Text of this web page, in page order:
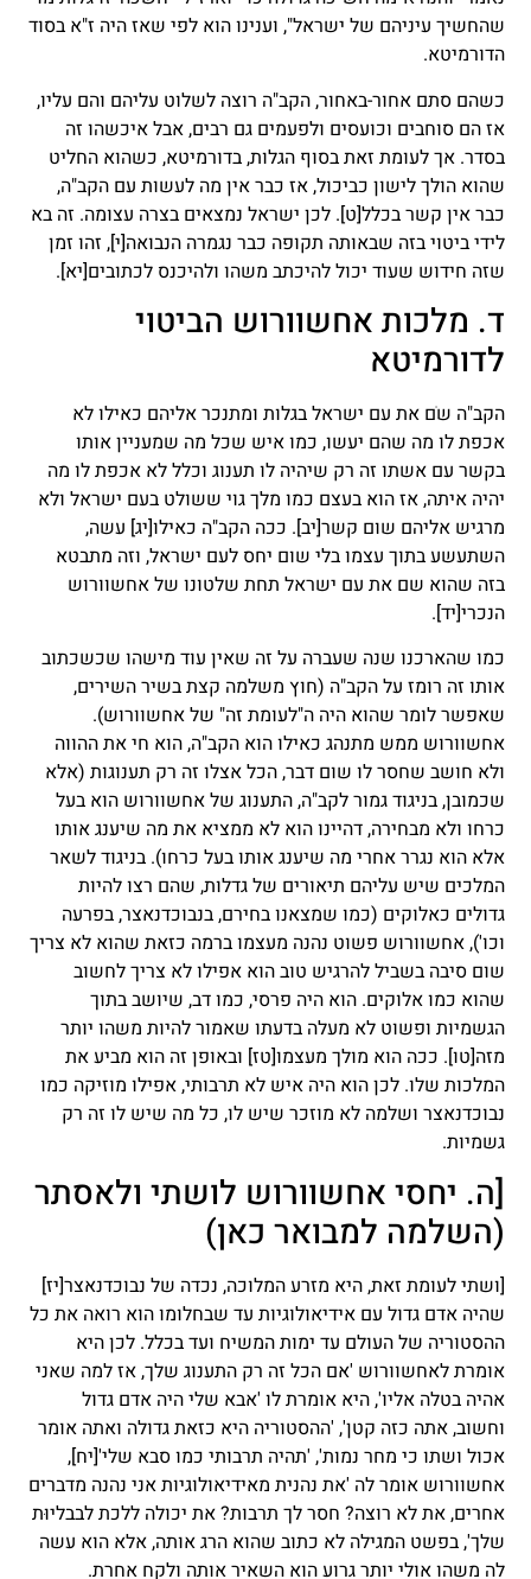
שהחשיך עיניהם של ישראל", וענינו הוא לפי שאז היה ז"א בסוד
הדורמיטא.
כשהם סתם אחור-באחור, הקב"ה רוצה לשלוט עליהם והם עליו,
אז הם סוחבים וכועסים ולפעמים גם רבים, אבל איכשהו זה
בסדר. אך לעומת זאת בסוף הגלות, בדורמיטא, כשהוא החליט
שהוא הולך לישון כביכול, אז כבר אין מה לעשות עם הקב"ה,
כבר אין קשר בכלל[ט]. לכן ישראל נמצאים בצרה עצומה. זה בא
לידי ביטוי בזה שבאותה תקופה כבר נגמרה הנבואה[י], זהו זמן
שזה חידוש שעוד יכול להיכתב משהו ולהיכנס לכתובים[יא].
ד. מלכות אחשוורוש הביטוי
לדורמיטא
הקב"ה שֹם את עם ישראל בגלות ומתנכר אליהם כאילו לא
אכפת לו מה שהם יעשו, כמו איש שכל מה שמעניין אותו
בקשר עם אשתו זה רק שיהיה לו תענוג וכלל לא אכפת לו מה
יהיה איתה, אז הוא בעצם כמו מלך גוי ששולט בעם ישראל ולא
מרגיש אליהם שום קשר[יב]. ככה הקב"ה כאילו[יג] עשה,
השתעשע בתוך עצמו בלי שום יחס לעם ישראל, וזה מתבטא
בזה שהוא שם את עם ישראל תחת שלטונו של אחשוורוש
הנכרי[יד].
כמו שהארכנו שנה שעברה על זה שאין עוד מישהו שכשכתוב
אותו זה רומז על הקב"ה (חוץ משלמה קצת בשיר השירים,
שאפשר לומר שהוא היה ה"לעומת זה" של אחשוורוש).
אחשוורוש ממש מתנהג כאילו הוא הקב"ה, הוא חי את ההווה
ולא חושב שחסר לו שום דבר, הכל אצלו זה רק תענוגות (אלא
שכמובן, בניגוד גמור לקב"ה, התענוג של אחשוורוש הוא בעל
כרחו ולא מבחירה, דהיינו הוא לא ממציא את מה שיענג אותו
אלא הוא נגרר אחרי מה שיענג אותו בעל כרחו). בניגוד לשאר
המלכים שיש עליהם תיאורים של גדלות, שהם רצו להיות
גדולים כאלוקים (כמו שמצאנו בחירם, בנבוכדנאצר, בפרעה
וכו'), אחשוורוש פשוט נהנה מעצמו ברמה כזאת שהוא לא צריך
שום סיבה בשביל להרגיש טוב הוא אפילו לא צריך לחשוב
שהוא כמו אלוקים. הוא היה פרסי, כמו דב, שיושב בתוך
הגשמיות ופשוט לא מעלה בדעתו שאמור להיות משהו יותר
מזה[טו]. ככה הוא מולך מעצמו[טז] ובאופן זה הוא מביע את
המלכות שלו. לכן הוא היה איש לא תרבותי, אפילו מוזיקה כמו
נבוכדנאצר ושלמה לא מוזכר שיש לו, כל מה שיש לו זה רק
גשמיות.
[ה. יחסי אחשוורוש לושתי ולאסתר
(השלמה למבואר כאן)
[ושתי לעומת זאת, היא מזרע המלוכה, נכדה של נבוכדנאצר[יז]
שהיה אדם גדול עם אידיאולוגיות עד שבחלומו הוא רואה את כל
ההסטוריה של העולם עד ימות המשיח ועד בכלל. לכן היא
אומרת לאחשוורוש 'אם הכל זה רק התענוג שלך, אז למה שאני
אהיה בטלה אליו', היא אומרת לו 'אבא שלי היה אדם גדול
וחשוב, אתה כזה קטן', 'ההסטוריה היא כזאת גדולה ואתה אומר
אכול ושתו כי מחר נמות', 'תהיה תרבותי כמו סבא שלי'[יח],
אחשוורוש אומר לה 'את נהנית מאידיאולוגיות אני נהנה מדברים
אחרים, את לא רוצה? חסר לך תרבות? את יכולה ללכת לבבליוּת
שלך', בפשט המגילה לא כתוב שהוא הרג אותה, אלא הוא עשה
לה משהו אולי יותר גרוע הוא השאיר אותה ולקח אחרת.